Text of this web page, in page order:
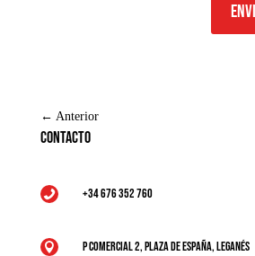
← Anterior
Contacto
 +34 676 352 760
 P Comercial 2, Plaza de España, Leganés